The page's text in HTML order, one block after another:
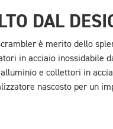
DAL
è merito dello
in acciaio inossidabile
e collettori in
nascosto per un